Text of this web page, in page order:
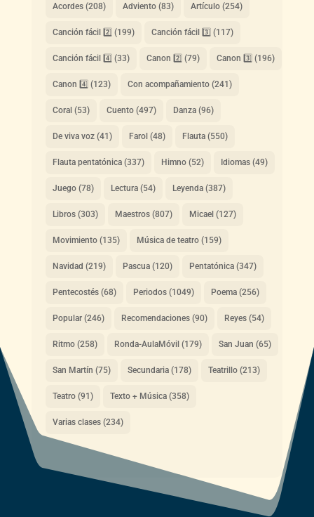
Acordes(208) Adviento(83) Artículo(254)
Canción fácil 2️⃣ (199) Canción fácil 3️⃣ (117)
Canción fácil 4️⃣ (33) Canon 2️⃣ (79) Canon 3️⃣ (196)
Canon 4️⃣ (123) Con acompañamiento(241)
Coral(53) Cuento(497) Danza(96)
De viva voz(41) Farol(48) Flauta(550)
Flauta pentatónica(337) Himno(52) Idiomas(49)
Juego(78) Lectura(54) Leyenda(387)
Libros(303) Maestros(807) Micael(127)
Movimiento(135) Música de teatro(159)
Navidad (219) Pascua(120) Pentatónica(347)
Pentecostés(68) Periodos(1049) Poema(256)
Popular(246) Recomendaciones(90) Reyes(54)
Ritmo(258) Ronda-AulaMóvil(179) San Juan (65)
San Martín (75) Secundaria(178) Teatrillo(213)
Teatro(91) Texto + Música(358)
Varias clases(234)